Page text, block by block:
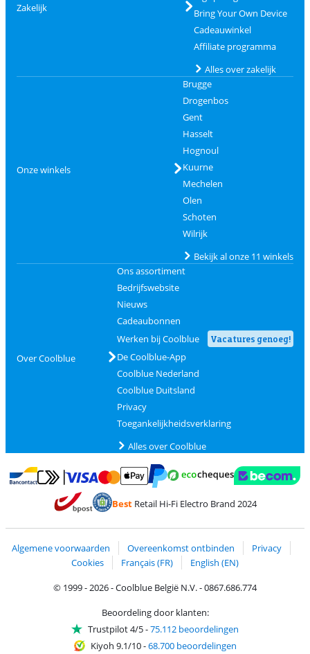
Zakelijk
Bring Your Own Device
Cadeauwinkel
Affiliate programma
Alles over zakelijk
Onze winkels
Brugge
Drogenbos
Gent
Hasselt
Hognoul
Kuurne
Mechelen
Olen
Schoten
Wilrijk
Bekijk al onze 11 winkels
Over Coolblue
Ons assortiment
Bedrijfswebsite
Nieuws
Cadeaubonnen
Werken bij Coolblue
Vacatures genoeg!
De Coolblue-App
Coolblue Nederland
Coolblue Duitsland
Privacy
Toegankelijkheidsverklaring
Alles over Coolblue
Betalen met Bancontact
Betalen met MasterCard en Visa via ClickToPay
Betalen met PayPal
BestRetail Hi-Fi Electro Brand 2024
Algemene voorwaarden Overeenkomst ontbinden
Privacy
Cookies
Français (FR)
English (EN)
© 1999 - 2026 - Coolblue België N.V. - 0867.686.774
Beoordeling door klanten:
Trustpilot 4/5-75.112 beoordelingen
Kiyoh 9.1/10-68.700 beoordelingen